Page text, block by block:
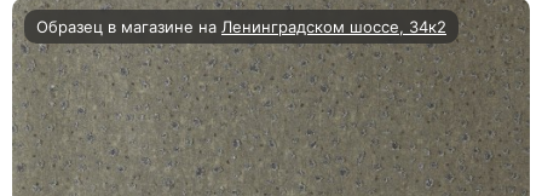
Образец в магазине на Ленинградском шоссе, 34к2